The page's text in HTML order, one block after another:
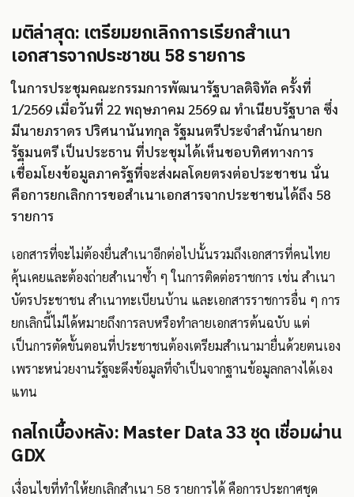
มติล่าสุด: เตรียมยกเลิกการเรียกสำเนา
เอกสารจากประชาชน 58 รายการ
ในการประชุมคณะกรรมการพัฒนารัฐบาลดิจิทัล ครั้งที่
1/2569 เมื่อวันที่ 22 พฤษภาคม 2569 ณ ทำเนียบรัฐบาล ซึ่ง
มีนายภราดร ปริศนานันทกุล รัฐมนตรีประจำสำนักนายก
รัฐมนตรี เป็นประธาน ที่ประชุมได้เห็นชอบทิศทางการ
เชื่อมโยงข้อมูลภาครัฐที่จะส่งผลโดยตรงต่อประชาชน นั่น
คือการยกเลิกการขอสำเนาเอกสารจากประชาชนได้ถึง 58
รายการ
เอกสารที่จะไม่ต้องยื่นสำเนาอีกต่อไปนั้นรวมถึงเอกสารที่คนไทย
คุ้นเคยและต้องถ่ายสำเนาซ้ำ ๆ ในการติดต่อราชการ เช่น สำเนา
บัตรประชาชน สำเนาทะเบียนบ้าน และเอกสารราชการอื่น ๆ การ
ยกเลิกนี้ไม่ได้หมายถึงการลบหรือทำลายเอกสารต้นฉบับ แต่
เป็นการตัดขั้นตอนที่ประชาชนต้องเตรียมสำเนามายื่นด้วยตนเอง
เพราะหน่วยงานรัฐจะดึงข้อมูลที่จำเป็นจากฐานข้อมูลกลางได้เอง
แทน
กลไกเบื้องหลัง: Master Data 33 ชุด เชื่อมผ่าน
GDX
เงื่อนไขที่ทำให้ยกเลิกสำเนา 58 รายการได้ คือการประกาศชุด